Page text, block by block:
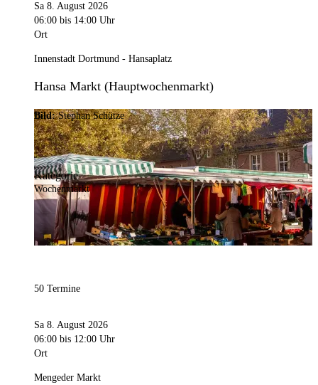
Sa 8. August 2026
06:00 bis 14:00 Uhr
Ort
Innenstadt Dortmund - Hansaplatz
Hansa Markt (Hauptwochenmarkt)
Bild:Stephan Schütze
Kategorie
Wochenmarkt
50 Termine
Sa 8. August 2026
06:00 bis 12:00 Uhr
Ort
Mengeder Markt